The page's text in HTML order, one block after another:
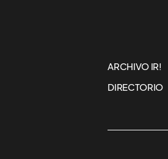
ARCHIVO IR!
DIRECTORIO